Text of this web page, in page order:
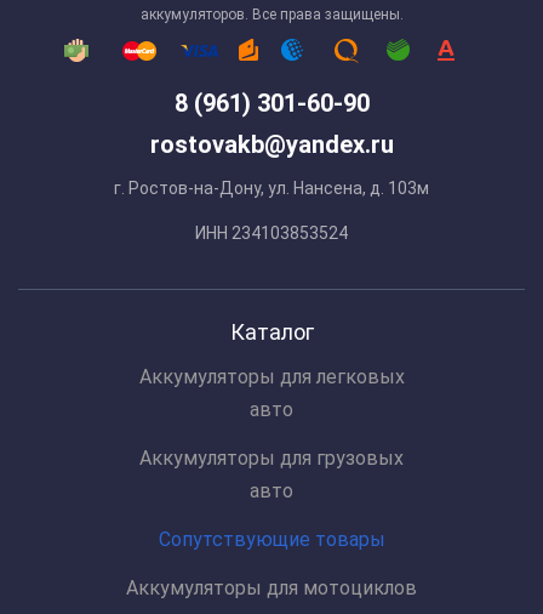
8 (961) 301-60-90
rostovakb@yandex.ru
г. Ростов-на-Дону, ул. Нансена, д. 103м
ИНН 234103853524
аккумуляторов. Все права защищены.
Каталог
Аккумуляторы для легковых
авто
Аккумуляторы для грузовых
авто
Сопутствующие товары
Аккумуляторы для мотоциклов